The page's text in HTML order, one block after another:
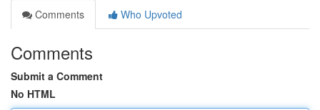
Comments
Who Upvoted
Comments
Submit a Comment
No HTML